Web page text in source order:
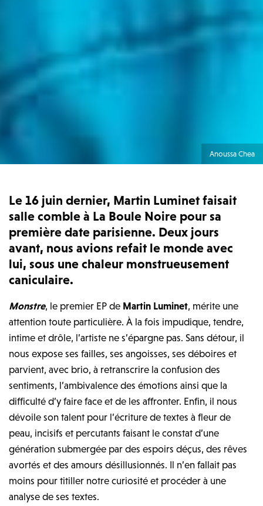
Anoussa Chea
Le 16 juin dernier, Martin Luminet faisait
salle comble à La Boule Noire pour sa
première date parisienne. Deux jours
avant, nous avions refait le monde avec
lui, sous une chaleur monstrueusement
caniculaire.
Monstre, le premier EP de Martin Luminet, mérite une
attention toute particulière. À la fois impudique, tendre,
intime et drôle, l’artiste ne s’épargne pas. Sans détour, il
nous expose ses failles, ses angoisses, ses déboires et
parvient, avec brio, à retranscrire la confusion des
sentiments, l’ambivalence des émotions ainsi que la
difficulté d’y faire face et de les affronter. Enfin, il nous
dévoile son talent pour l’écriture de textes à fleur de
peau, incisifs et percutants faisant le constat d’une
génération submergée par des espoirs déçus, des rêves
avortés et des amours désillusionnés. Il n’en fallait pas
moins pour titiller notre curiosité et procéder à une
analyse de ses textes.